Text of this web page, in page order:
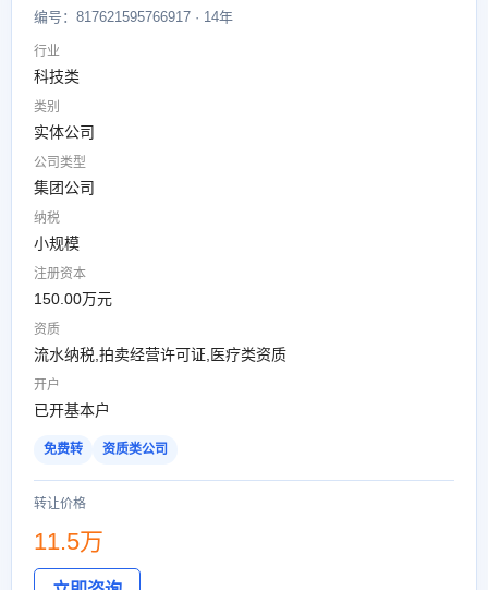
编号：817621595766917 · 14年
行业
科技类
类别
实体公司
公司类型
集团公司
纳税
小规模
注册资本
150.00万元
资质
流水纳税,拍卖经营许可证,医疗类资质
开户
已开基本户
免费转 资质类公司
转让价格
11.5万